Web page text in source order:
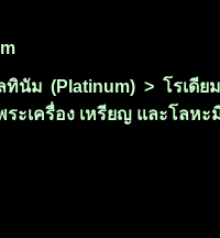
ทินัม (Platinum) > โรเดี
ะเครื่อง เหรียญ และโลห